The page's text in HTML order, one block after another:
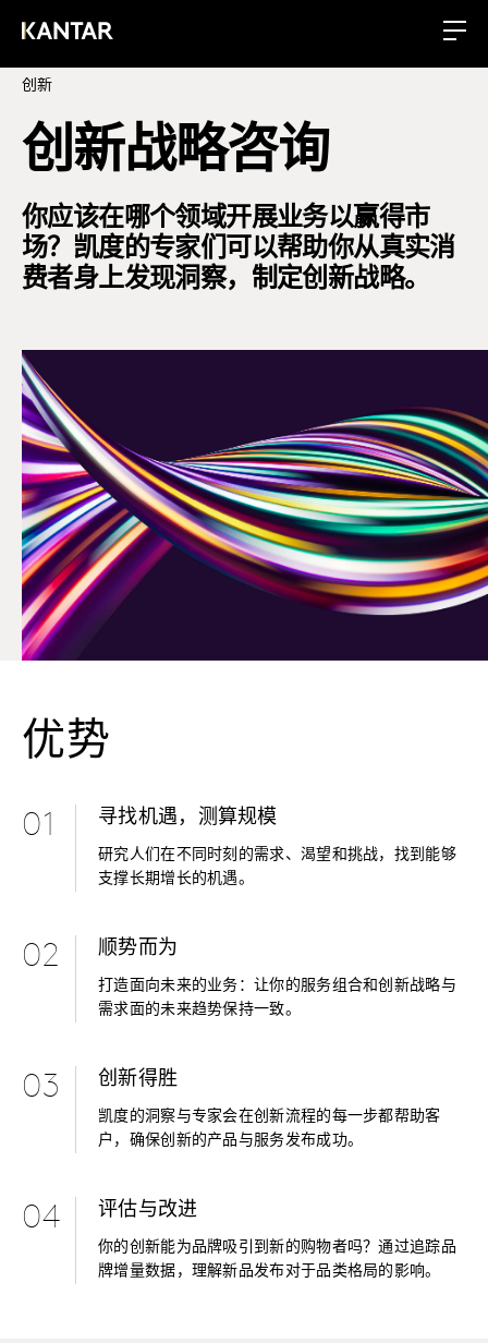
创新
创新战略咨询
你应该在哪个领域开展业务以赢得市
场？凯度的专家们可以帮助你从真实消
费者身上发现洞察，制定创新战略。
优势
01 寻找机遇，测算规模
研究人们在不同时刻的需求、渴望和挑战，找到能够
支撑长期增长的机遇。
02 顺势而为
打造面向未来的业务：让你的服务组合和创新战略与
需求面的未来趋势保持一致。
03 创新得胜
凯度的洞察与专家会在创新流程的每一步都帮助客
户，确保创新的产品与服务发布成功。
04 评估与改进
你的创新能为品牌吸引到新的购物者吗？通过追踪品
牌增量数据，理解新品发布对于品类格局的影响。